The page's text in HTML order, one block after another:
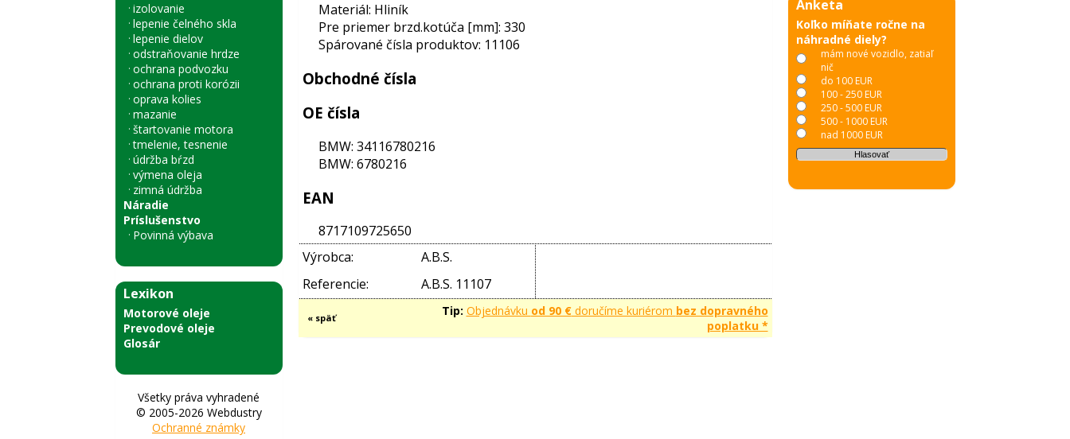
izolovanie
lepenie čelného skla
lepenie dielov
odstraňovanie hrdze
ochrana podvozku
ochrana proti korózii
oprava kolies
mazanie
štartovanie motora
tmelenie, tesnenie
údržba bŕzd
výmena oleja
zimná údržba
Náradie
Príslušenstvo
Povinná výbava
Lexikon
Motorové oleje
Prevodové oleje
Glosár
Všetky práva vyhradené
© 2005-2026 Webdustry
Ochranné známky
Materiál: Hliník
Pre priemer brzd.kotúča [mm]: 330
Spárované čísla produktov: 11106
Obchodné čísla
OE čísla
BMW: 34116780216
BMW: 6780216
EAN
8717109725650
Výrobca:
A.B.S.
Referencie:
A.B.S. 11107
« späť Tip: Objednávku od 90 €doručíme kuriérom bez dopravného
poplatku *
Anketa
Koľko míňate ročne na
náhradné diely?
mám nové vozidlo, zatiaľ
nič
do 100 EUR
100 - 250 EUR
250 - 500 EUR
500 - 1000 EUR
nad 1000 EUR